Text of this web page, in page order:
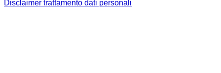
Disclaimer trattamento dati personali